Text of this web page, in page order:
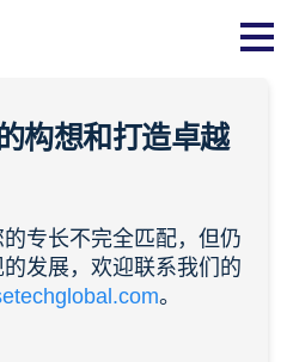
构想和打造卓越
专长不完全匹配，但仍
发展，欢迎联系我们的
。